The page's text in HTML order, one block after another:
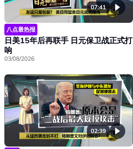
07:41
八点最热报
日美15年后再联手 日元保卫战正式打
响
03/08/2026
02:39